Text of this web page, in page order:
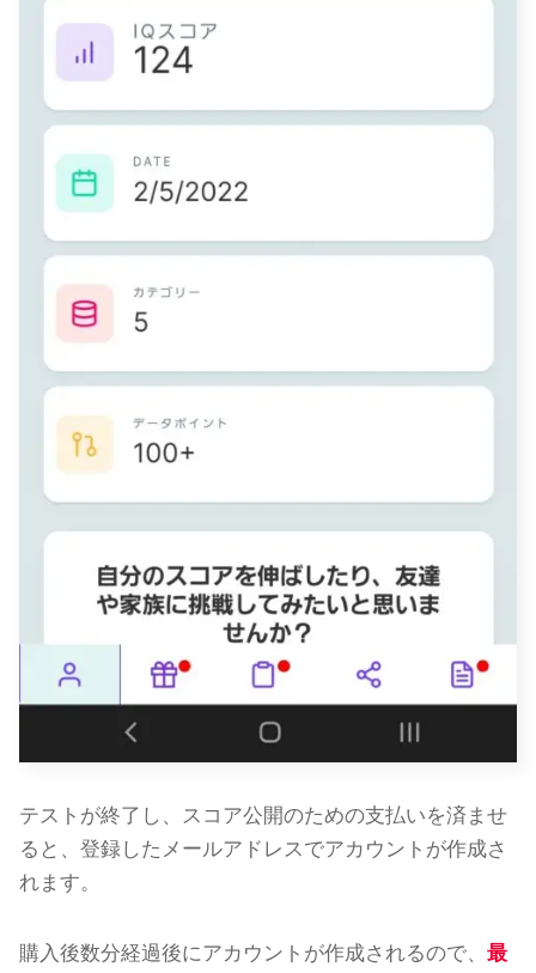
テストが終了し、スコア公開のための支払いを済ませ
ると、登録したメールアドレスでアカウントが作成さ
れます。
購入後数分経過後にアカウントが作成されるので、 最